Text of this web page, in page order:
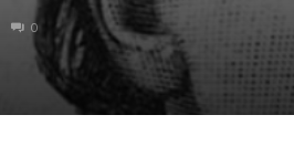
0